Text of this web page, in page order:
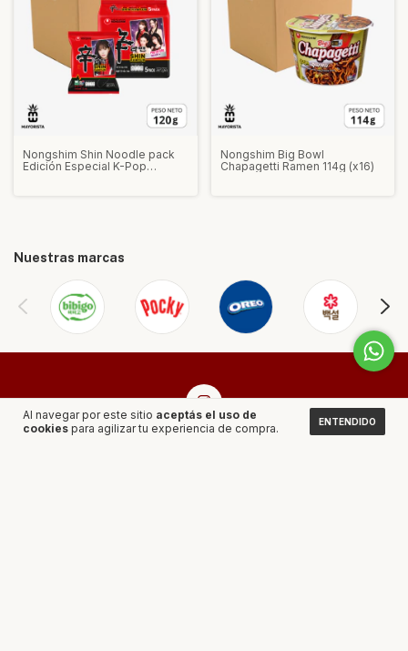
Al navegar por este sitio aceptás el uso de
cookies para agilizar tu experiencia de compra. ENTENDIDO
Nongshim Shin Noodle pack
Edición Especial K-Pop
Nongshim Big Bowl
Chapagetti Ramen 114g (x16)
Nuestras marcas